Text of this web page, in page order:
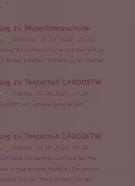
zu Wunschtanzschuhe
Dienstag, 26.08.2025, 21:43
Wunschtanzschuhe mit meinem ca.
Absatz erhalten. Einfach super! Danke!
zu Tanzschuh LA0009TW
Freitag, 22.08.2025, 17:28
sehr schöne Schuhe sehr
zu Tanzschuh LA0026TW
Freitag, 22.08.2025, 16:22
habe ich bereits zum zweiten Mal
einige andere Modelle. Sie passen
und der Preis ist mehr als fair.